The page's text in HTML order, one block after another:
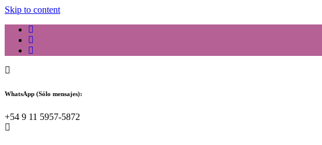
Skip to content
WhatsApp (Sólo mensajes):
+54 9 11 5957-5872